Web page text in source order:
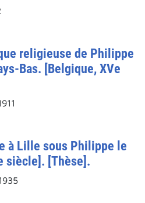
religieuse de Philippe
Bas. [Belgique, XVe
à Lille sous Philippe le
siècle]. [Thèse].